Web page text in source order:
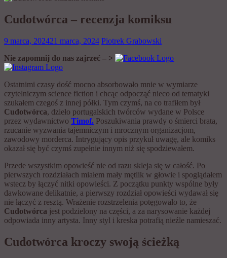
Cudotwórca – recenzja komiksu
9 marca, 202421 marca, 2024 Piotrek Grabowski
Nie zapomnij do nas zajrzeć – >
Ostatnimi czasy dość mocno absorbowało mnie w wymiarze
czytelniczym science fiction i chcąc odpocząć nieco od tematyki
szukałem czegoś z innej półki. Tym czymś, na co trafiłem był
Cudotwórca, dzieło portugalskich twórców wydane w Polsce
przez wydawnictwo Timof. Poszukiwania prawdy o śmierci brata,
rzucanie wyzwania tajemniczym i mrocznym organizacjom,
zawodowy morderca. Intrygujący opis przykuł uwagę, ale komiks
okazał się być czymś zupełnie innym niż się spodziewałem.
Przede wszystkim opowieść nie od razu skleja się w całość. Po
pierwszych rozdziałach miałem mały mętlik w głowie i spoglądałem
wstecz by łączyć nitki opowieści. Z początku punkty wspólne były
dawkowane delikatnie, a pierwszy rozdział opowieści wydawał się
nie łączyć z resztą. Wrażenie rozstrzelenia potęgowało to, że
Cudotwórca jest podzielony na części, a za narysowanie każdej
odpowiada inny artysta. Inny styl i kreska potrafią nieźle namieszać.
Cudotwórca kroczy swoją ścieżką